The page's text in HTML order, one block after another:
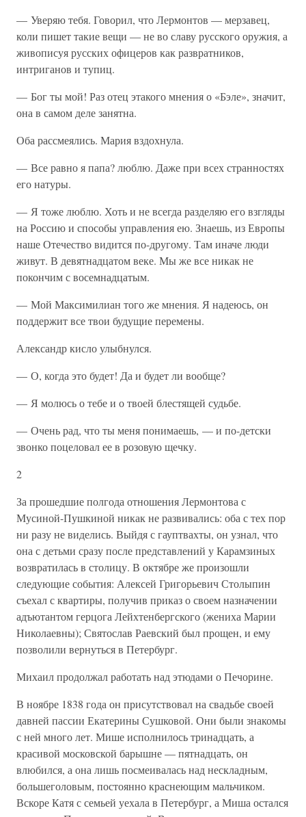
— Уверяю тебя. Говорил, что Лермонтов — мерзавец,
коли пишет такие вещи — не во славу русского оружия, а
живописуя русских офицеров как развратников,
интриганов и тупиц.
— Бог ты мой! Раз отец этакого мнения о «Бэле», значит,
она в самом деле занятна.
Оба рассмеялись. Мария вздохнула.
— Все равно я папа? люблю. Даже при всех странностях
его натуры.
— Я тоже люблю. Хоть и не всегда разделяю его взгляды
на Россию и способы управления ею. Знаешь, из Европы
наше Отечество видится по-другому. Там иначе люди
живут. В девятнадцатом веке. Мы же все никак не
покончим с восемнадцатым.
— Мой Максимилиан того же мнения. Я надеюсь, он
поддержит все твои будущие перемены.
Александр кисло улыбнулся.
— О, когда это будет! Да и будет ли вообще?
— Я молюсь о тебе и о твоей блестящей судьбе.
— Очень рад, что ты меня понимаешь, — и по-детски
звонко поцеловал ее в розовую щечку.
2
За прошедшие полгода отношения Лермонтова с
Мусиной-Пушкиной никак не развивались: оба с тех пор
ни разу не виделись. Выйдя с гауптвахты, он узнал, что
она с детьми сразу после представлений у Карамзиных
возвратилась в столицу. В октябре же произошли
следующие события: Алексей Григорьевич Столыпин
съехал с квартиры, получив приказ о своем назначении
адъютантом герцога Лейхтенбергского (жениха Марии
Николаевны); Святослав Раевский был прощен, и ему
позволили вернуться в Петербург.
Михаил продолжал работать над этюдами о Печорине.
В ноябре 1838 года он присутствовал на свадьбе своей
давней пассии Екатерины Сушковой. Они были знакомы
с ней много лет. Мише исполнилось тринадцать, а
красивой московской барышне — пятнадцать, он
влюбился, а она лишь посмеивалась над нескладным,
большеголовым, постоянно краснеющим мальчиком.
Вскоре Катя с семьей уехала в Петербург, а Миша остался